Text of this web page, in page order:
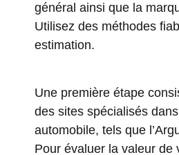
général ainsi que la
Utilisez des méthodes
estimation.
Une première étape
des sites spécialisés
automobile, tels que
Pour évaluer la valeur de